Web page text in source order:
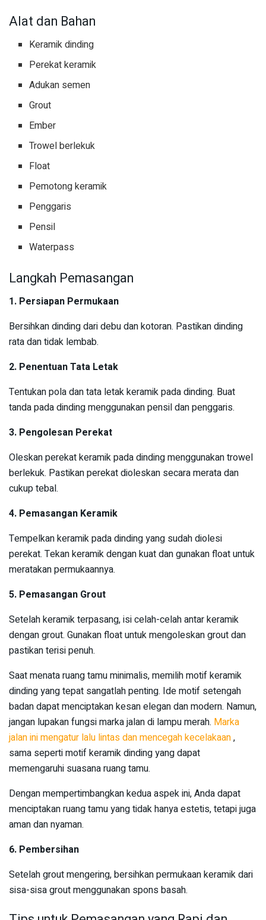
Alat dan Bahan
Keramik dinding
Perekat keramik
Adukan semen
Grout
Ember
Trowel berlekuk
Float
Pemotong keramik
Penggaris
Pensil
Waterpass
Langkah Pemasangan
1. Persiapan Permukaan
Bersihkan dinding dari debu dan kotoran. Pastikan dinding
rata dan tidak lembab.
2. Penentuan Tata Letak
Tentukan pola dan tata letak keramik pada dinding. Buat
tanda pada dinding menggunakan pensil dan penggaris.
3. Pengolesan Perekat
Oleskan perekat keramik pada dinding menggunakan trowel
berlekuk. Pastikan perekat dioleskan secara merata dan
cukup tebal.
4. Pemasangan Keramik
Tempelkan keramik pada dinding yang sudah diolesi
perekat. Tekan keramik dengan kuat dan gunakan float untuk
meratakan permukaannya.
5. Pemasangan Grout
Setelah keramik terpasang, isi celah-celah antar keramik
dengan grout. Gunakan float untuk mengoleskan grout dan
pastikan terisi penuh.
Saat menata ruang tamu minimalis, memilih motif keramik
dinding yang tepat sangatlah penting. Ide motif setengah
badan dapat menciptakan kesan elegan dan modern. Namun,
jangan lupakan fungsi marka jalan di lampu merah. Marka
jalan ini mengatur lalu lintas dan mencegah kecelakaan,
sama seperti motif keramik dinding yang dapat
memengaruhi suasana ruang tamu.
Dengan mempertimbangkan kedua aspek ini, Anda dapat
menciptakan ruang tamu yang tidak hanya estetis, tetapi juga
aman dan nyaman.
6. Pembersihan
Setelah grout mengering, bersihkan permukaan keramik dari
sisa-sisa grout menggunakan spons basah.